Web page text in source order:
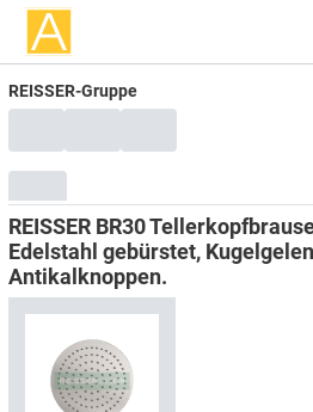
REISSER-Gruppe
REISSER BR30
Edelstahl gebürstet,
Antikalknoppen.